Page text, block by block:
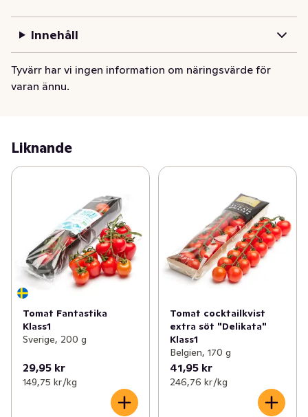
Innehåll
Tyvärr har vi ingen information om näringsvärde för
varan ännu.
Liknande
Tomat Fantastika
Klass1
Sverige, 200 g
29,95 kr
149,75 kr /kg
Tomat cocktailkvist
extra söt "Delikata"
Klass1
Belgien, 170 g
41,95 kr
246,76 kr /kg